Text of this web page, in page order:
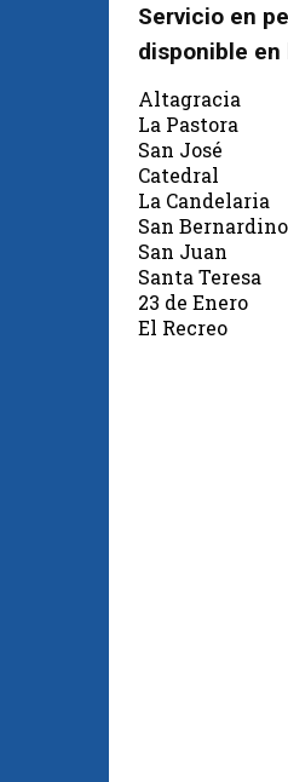
Servicio en
disponible en
Altagracia
La Pastora
San José
Catedral
La Candelaria
San Bernardino
San Juan
Santa Teresa
23 de Enero
El Recreo